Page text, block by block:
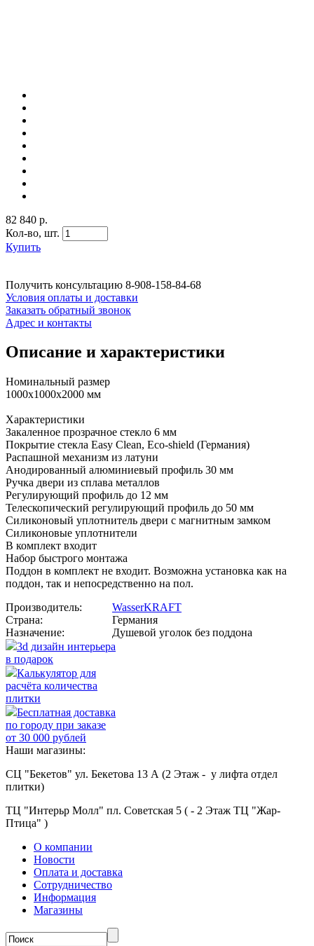
82 840 р.
Кол-во, шт.
Купить
Получить консультацию 8-908-158-84-68
Условия оплаты и доставки
Заказать обратный звонок
Адрес и контакты
Описание и характеристики
Номинальный размер
1000x1000x2000 мм
Характеристики
Закаленное прозрачное стекло 6 мм
Покрытие стекла Easy Clean, Eco-shield (Германия)
Распашной механизм из латуни
Анодированный алюминиевый профиль 30 мм
Ручка двери из сплава металлов
Регулирующий профиль до 12 мм
Телескопический регулирующий профиль до 50 мм
Силиконовый уплотнитель двери с магнитным замком
Силиконовые уплотнители
В комплект входит
Набор быстрого монтажа
Поддон в комплект не входит. Возможна установка как на
поддон, так и непосредственно на пол.
Производитель:
WasserKRAFT
Страна:
Германия
Назначение:
Душевой уголок без поддона
3d дизайн интерьера
в подарок
Калькулятор для
расчёта количества
плитки
Бесплатная доставка
по городу при заказе
от 30 000 рублей
Наши магазины:
СЦ "Бекетов" ул. Бекетова 13 А (2 Этаж - у лифта отдел
плитки)
ТЦ "Интерьр Молл" пл. Советская 5 ( - 2 Этаж ТЦ "Жар-
Птица" )
О компании
Новости
Оплата и доставка
Сотрудничество
Информация
Магазины